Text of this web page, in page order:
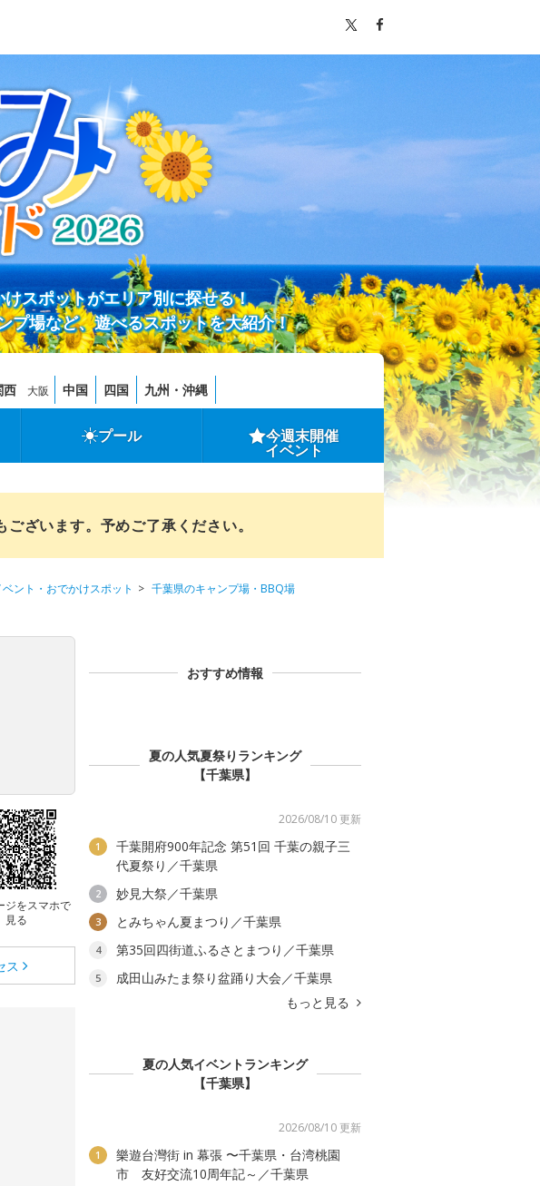
スポットがエリア別に探せる！
プ場など、遊べるスポットを大紹介！
西 大阪 中国 四国 九州・沖縄
プール 今週末開催
イベント
ざいます。予めご了承ください。
ント・おでかけスポット
千葉県のキャンプ場・BBQ場
ジをスマホで
見る
ス
おすすめ情報
夏の人気夏祭りランキング
【千葉県】
2026/08/10 更新
1
千葉開府900年記念 第51回 千葉の親子三
代夏祭り／千葉県
2 妙見大祭／千葉県
3 とみちゃん夏まつり／千葉県
4 第35回四街道ふるさとまつり／千葉県
5
成田山みたま祭り盆踊り大会／千葉県
もっと見る
夏の人気イベントランキング
【千葉県】
2026/08/10 更新
1
樂遊台灣街 in 幕張 〜千葉県・台湾桃園
市 友好交流10周年記～／千葉県